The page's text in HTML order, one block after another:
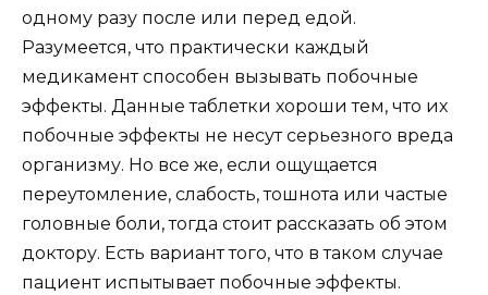
одному разу после или перед едой.
Разумеется, что практически каждый
медикамент способен вызывать побочные
эффекты. Данные таблетки хороши тем, что их
побочные эффекты не несут серьезного вреда
организму. Но все же, если ощущается
переутомление, слабость, тошнота или частые
головные боли, тогда стоит рассказать об этом
доктору. Есть вариант того, что в таком случае
пациент испытывает побочные эффекты.